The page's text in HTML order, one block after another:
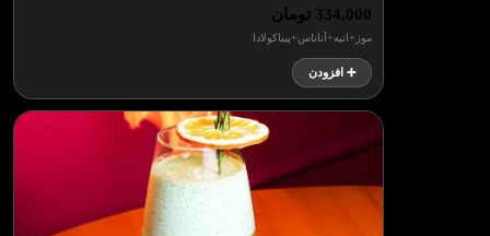
334,000 تومان
موز+انبه+آناناس+پیناکولادا
➕ افزودن